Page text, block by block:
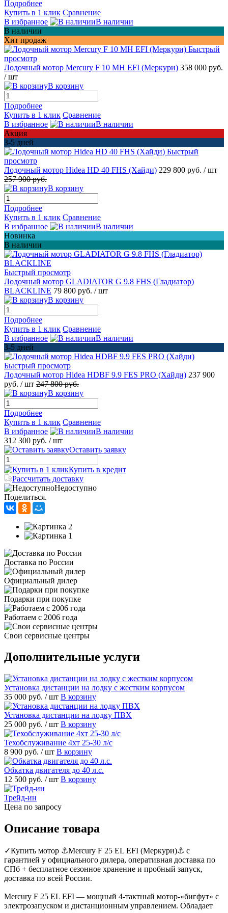
Подробнее
Купить в 1 клик Сравнение
В избранное
В наличии
В наличии
Хит продаж
Быстрый
просмотр
Лодочный мотор Mercury F 10 MH EFI (Меркури) 358 000 руб.
/ шт
В корзину
Подробнее
Купить в 1 клик Сравнение
В избранное
В наличии
Акция
3-5 дней
Быстрый
просмотр
Лодочный мотор Hidea HD 40 FHS (Хайди) 229 800 руб. / шт
257 900 руб.
В корзину
Подробнее
Купить в 1 клик Сравнение
В избранное
В наличии
Новинка
В наличии
Быстрый просмотр
Лодочный мотор GLADIATOR G 9.8 FHS (Гладиатор)
BLACKLINE 79 800 руб. / шт
В корзину
Подробнее
Купить в 1 клик Сравнение
В избранное
В наличии
3-5 дней
Быстрый просмотр
Лодочный мотор Hidea HDBF 9.9 FES PRO (Хайди) 237 900
руб. / шт 247 800 руб.
В корзину
Подробнее
Купить в 1 клик Сравнение
В избранное
В наличии
312 300 руб. / шт
Оставить заявку
Купить в кредит
Рассчитать доставку
Недоступно
Поделиться.
Доставка по России
Официальный дилер
Подарки при покупке
Работаем с 2006 года
Свои сервисные центры
Дополнительные услуги
Установка дистанции на лодку с жестким корпусом
35 000 руб. / шт В корзину
Установка дистанции на лодку ПВХ
25 000 руб. / шт В корзину
Техобслуживание 4хт 25-30 л/с
8 900 руб. / шт В корзину
Обкатка двигателя до 40 л.с.
12 500 руб. / шт В корзину
Трейд-ин
Цена по запросу
Описание товара
✓Купить мотор ⚓Mercury F 25 EL EFI (Меркури)⚓ с
гарантией у официального дилера, оперативная доставка по
СПб + бесплатное сезонное хранение и пробный запуск,
доставка по всей России.
Mercury F 25 EL EFI — мощный 4-тактный мотор-«бигфут» c
электрозапуском и дистанционным управлением. Обладает